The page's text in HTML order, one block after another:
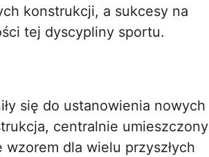
konstrukcji, a sukcesy na
tej dyscypliny sportu.
się do ustanowienia nowych
centralnie umieszczony
dla wielu przyszłych